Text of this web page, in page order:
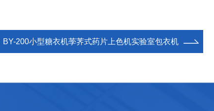
BY-200小型糖衣机荸荠式药片上色机实验室包衣机